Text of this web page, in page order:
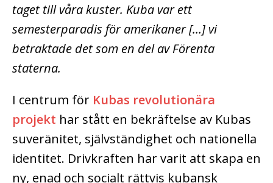
taget till våra kuster. Kuba var ett
semesterparadis för amerikaner […] vi
betraktade det som en del av Förenta
staterna.
I centrum för Kubas revolutionära
projekt har stått en bekräftelse av Kubas
suveränitet, självständighet och nationella
identitet. Drivkraften har varit att skapa en
ny, enad och socialt rättvis kubansk